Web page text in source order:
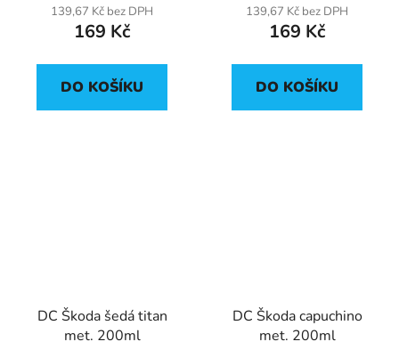
139,67 Kč bez DPH
169 Kč
DO KOŠÍKU
139,67 Kč bez DPH
169 Kč
DO KOŠÍKU
DC Škoda šedá titan
met. 200ml
DC Škoda capuchino
met. 200ml